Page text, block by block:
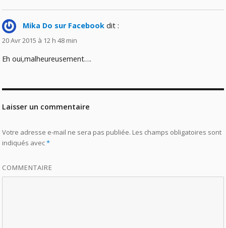
Mika Do sur Facebook dit :
20 Avr 2015 à 12 h 48 min
Eh oui,malheureusement….
Laisser un commentaire
Votre adresse e-mail ne sera pas publiée. Les champs obligatoires sont
indiqués avec*
COMMENTAIRE